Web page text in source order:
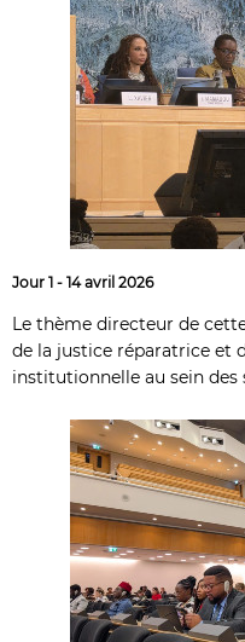
Jour 1 - 14 avril 2026
Le thème directeur de
de la justice réparatrice et
institutionnelle au sein des